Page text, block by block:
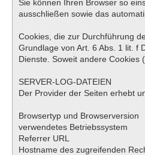
Sie können Ihren Browser so
ausschließen sowie das
Cookies, die zur Durchführung
Grundlage von Art. 6 Abs. 1 lit. f
Dienste. Soweit andere Cookies
SERVER-LOG-DATEIEN
Der Provider der Seiten erhebt
Browsertyp und Browserversion
verwendetes Betriebssystem
Referrer URL
Hostname des zugreifenden